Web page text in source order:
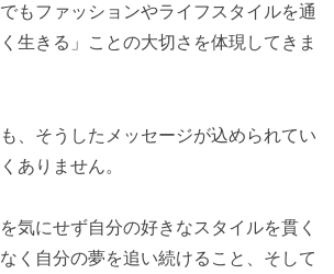
もファッションやライフスタイルを通
生きる」ことの大切さを体現してきま
、そうしたメッセージが込められてい
ありません。
気にせず自分の好きなスタイルを貫く
く自分の夢を追い続けること、そして